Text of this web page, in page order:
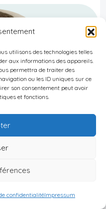
utilisons des technologies telles
aux informations des appareils.
permettra de traiter des
ou les ID uniques sur ce
son consentement peut avoir
et fonctions.
confidentialitéImpressum
dans la diversification
fiscale mondiale. Au-delà